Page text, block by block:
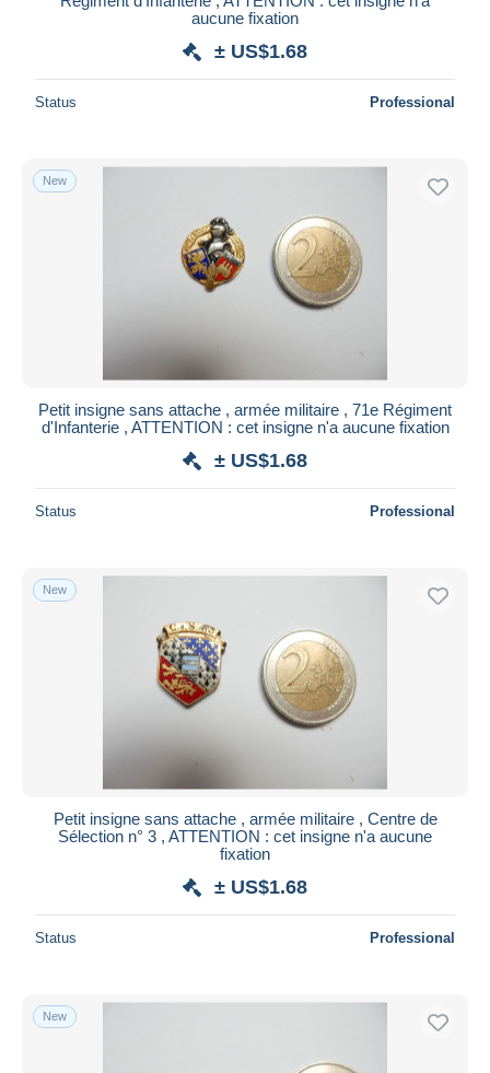
aucune fixation
± US$1.68
Status Professional
New
Petit insigne sans attache , armée militaire , 71e Régiment
d'Infanterie , ATTENTION : cet insigne n'a aucune fixation
± US$1.68
Status Professional
New
Petit insigne sans attache , armée militaire , Centre de
Sélection n° 3 , ATTENTION : cet insigne n'a aucune
fixation
± US$1.68
Status Professional
New